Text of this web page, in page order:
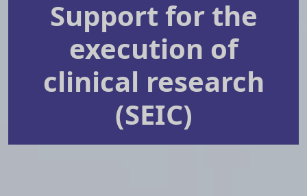
Support for the
execution of
clinical research
(SEIC)